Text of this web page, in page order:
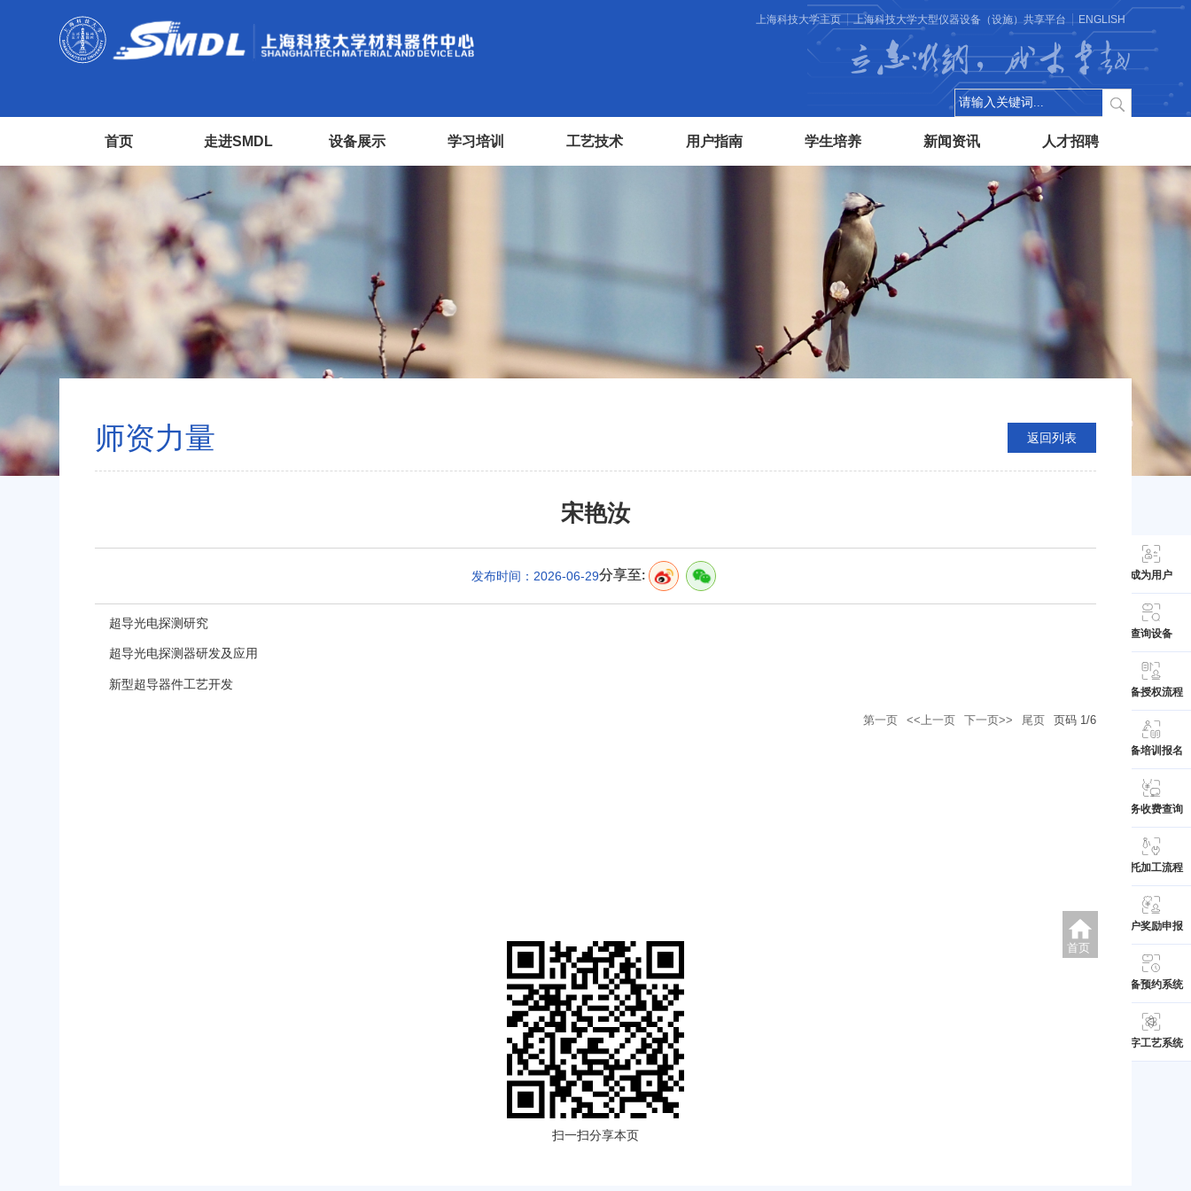
成为用户
查询设备
设备授权流程
设备培训报名
服务收费查询
委托加工流程
用户奖励申报
设备预约系统
数字工艺系统
上海科技大学主页 上海科技大学大型仪器设备（设施）共享平台 ENGLISH
立志微纳，成才卓越
首页 走进SMDL 设备展示 学习培训 工艺技术 用户指南 学生培养 新闻资讯 人才招聘
师资力量 返回列表
宋艳汝
发布时间：2026-06-29分享至:
超导光电探测研究
超导光电探测器研发及应用
新型超导器件工艺开发
第一页 <<上一页 下一页>> 尾页 页码 1/6
扫一扫分享本页
首页